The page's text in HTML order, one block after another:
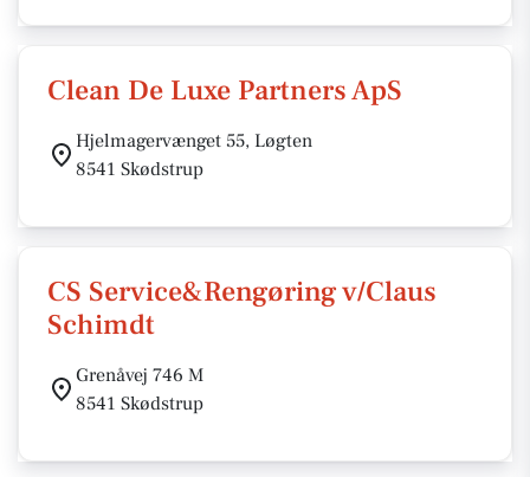
Clean De Luxe Partners ApS
Hjelmagervænget 55, Løgten
8541 Skødstrup
CS Service&Rengøring v/Claus
Schimdt
Grenåvej 746 M
8541 Skødstrup